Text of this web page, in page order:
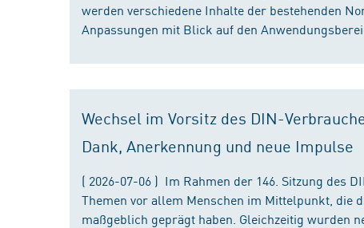
werden verschiedene Inhalte der bestehenden
Anpassungen mit Blick auf den
Wechsel im Vorsitz des DIN-
Dank, Anerkennung und neue Impulse
( 2026-07-06 ) Im Rahmen der 146. Sitzung des
Themen vor allem Menschen im Mittelpunkt, die
maßgeblich geprägt haben. Gleichzeitig wurden